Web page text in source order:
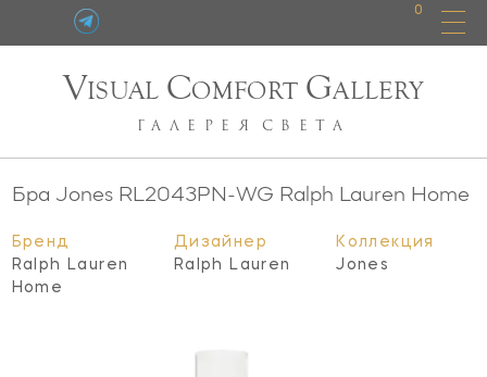
0
VISUAL COMFORT GALLERY
ГАЛЕРЕЯ СВЕТА
Бра Jones RL2043PN-WG Ralph Lauren Home
Бренд
Ralph Lauren
Home
Дизайнер
Ralph Lauren
Коллекция
Jones